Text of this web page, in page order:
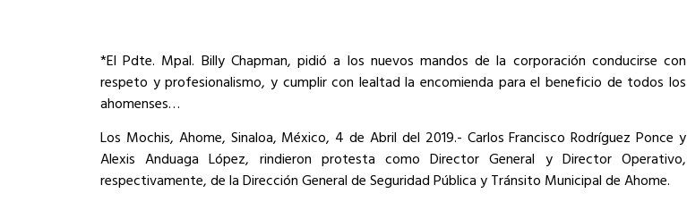
*El Pdte. Mpal. Billy Chapman, pidió a los nuevos mandos de la corporación conducirse con
respeto y profesionalismo, y cumplir con lealtad la encomienda para el beneficio de todos los
ahomenses…
Los Mochis, Ahome, Sinaloa, México, 4 de Abril del 2019.- Carlos Francisco Rodríguez Ponce y
Alexis Anduaga López, rindieron protesta como Director General y Director Operativo,
respectivamente, de la Dirección General de Seguridad Pública y Tránsito Municipal de Ahome.